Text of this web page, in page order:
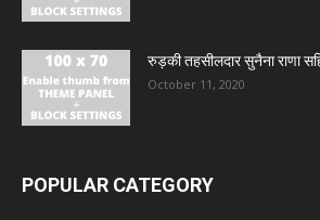
रुड़की तहसीलदार सुनैना राणा
October 11, 2020
POPULAR CATEGORY